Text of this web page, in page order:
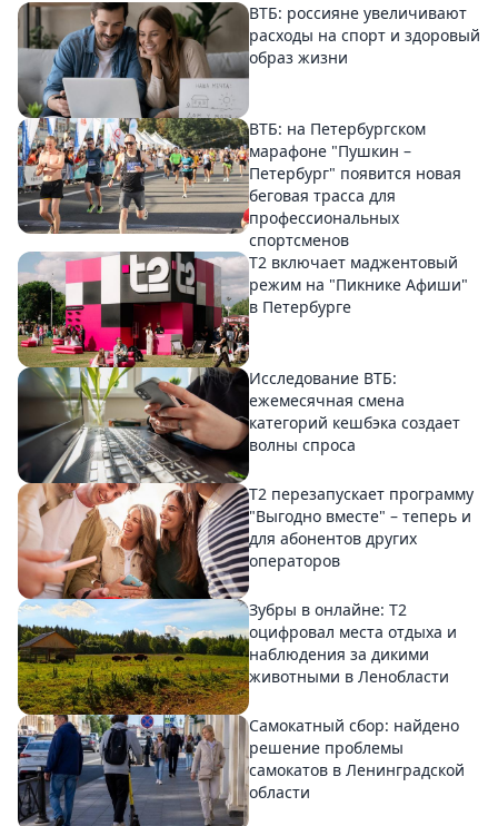
ВТБ: россияне увеличивают
расходы на спорт и здоровый
образ жизни
ВТБ: на Петербургском
марафоне "Пушкин –
Петербург" появится новая
беговая трасса для
профессиональных
спортсменов
Т2 включает маджентовый
режим на "Пикнике Афиши"
в Петербурге
Исследование ВТБ:
ежемесячная смена
категорий кешбэка создает
волны спроса
Т2 перезапускает программу
"Выгодно вместе" – теперь и
для абонентов других
операторов
Зубры в онлайне: Т2
оцифровал места отдыха и
наблюдения за дикими
животными в Ленобласти
Самокатный сбор: найдено
решение проблемы
самокатов в Ленинградской
области